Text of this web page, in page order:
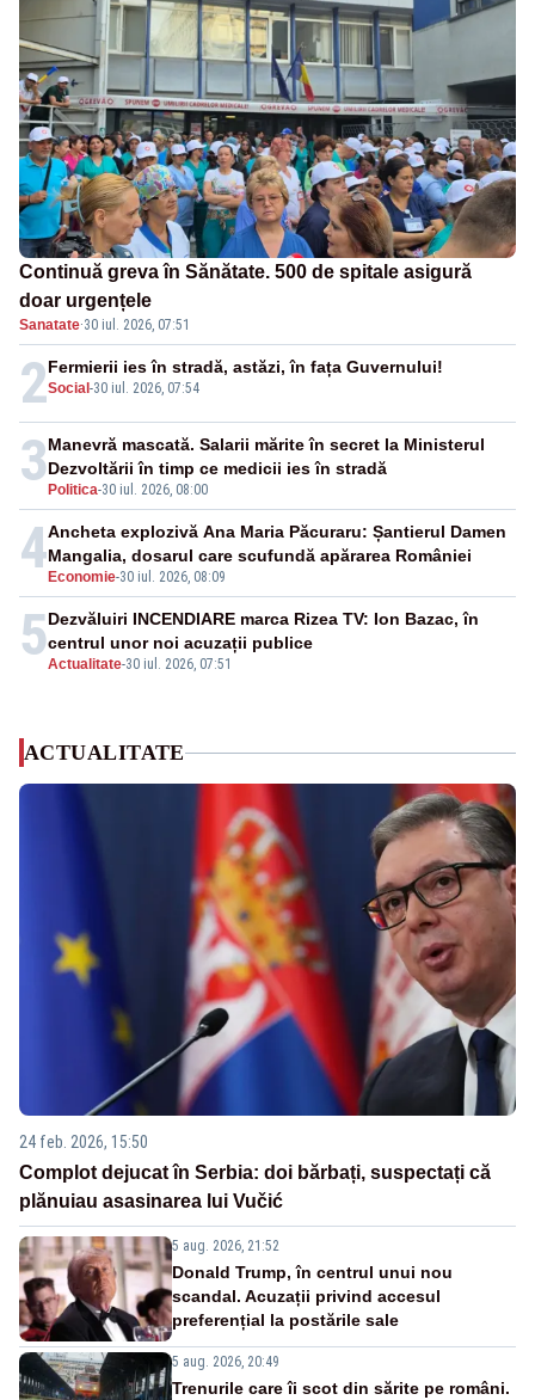
Continuă greva în Sănătate. 500 de spitale asigură
doar urgențele
Sanatate·30 iul. 2026, 07:51
2Social -30 iul. 2026, 07:54
Fermierii ies în stradă, astăzi, în fața Guvernului!
3 Politica-30 iul. 2026, 08:00
Manevră mascată. Salarii mărite în secret la Ministerul
Dezvoltării în timp ce medicii ies în stradă
4 Economie-30 iul. 2026, 08:09
Ancheta explozivă Ana Maria Păcuraru: Șantierul Damen
Mangalia, dosarul care scufundă apărarea României
5Actualitate-30 iul. 2026, 07:51
Dezvăluiri INCENDIARE marca Rizea TV: Ion Bazac, în
centrul unor noi acuzații publice
ACTUALITATE
24 feb. 2026, 15:50
Complot dejucat în Serbia: doi bărbați, suspectați că
plănuiau asasinarea lui Vučić
5 aug. 2026, 21:52
Donald Trump, în centrul unui nou
scandal. Acuzații privind accesul
preferențial la postările sale
5 aug. 2026, 20:49
Trenurile care îi scot din sărite pe români.